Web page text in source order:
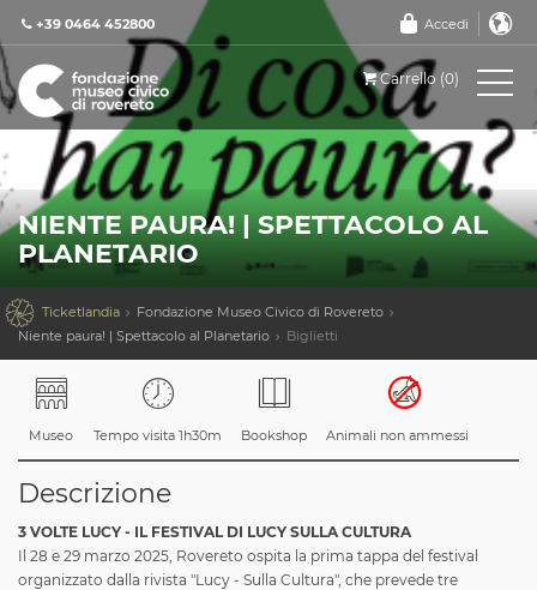
+39 0464 452800 Accedi
Carrello (0)
NIENTE PAURA! | SPETTACOLO AL
PLANETARIO
 Ticketlandia
Fondazione Museo Civico di Rovereto
Niente paura! | Spettacolo al Planetario
Biglietti
Museo Tempo visita 1h30m Bookshop Animali non ammessi
Descrizione
3 VOLTE LUCY - IL FESTIVAL DI LUCY SULLA CULTURA
Il 28 e 29 marzo 2025, Rovereto ospita la prima tappa del festival
organizzato dalla rivista "Lucy - Sulla Cultura", che prevede tre